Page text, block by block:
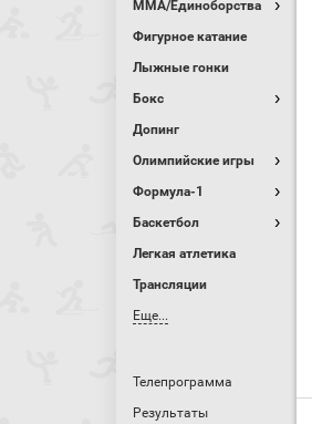
MMA/Единоборства
Фигурное катание
Лыжные гонки
Бокс
Допинг
Олимпийские игры
Формула-1
Баскетбол
Легкая атлетика
Трансляции
Еще...
Телепрограмма
Результаты